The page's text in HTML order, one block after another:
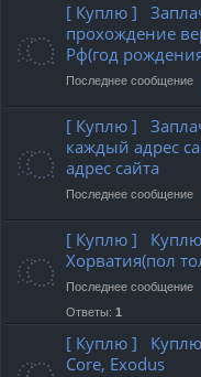
[ Куплю ]
прохождение
Рф(год
Последнее сообщение
[ Куплю ]
каждый адрес
адрес сайта
Последнее сообщение
[ Куплю ] Куплю
Хорватия(пол
Последнее сообщение
Ответы: 1
[ Куплю ] Куплю
Core, Exodus